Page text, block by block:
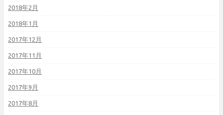
2018年2月
2018年1月
2017年12月
2017年11月
2017年10月
2017年9月
2017年8月